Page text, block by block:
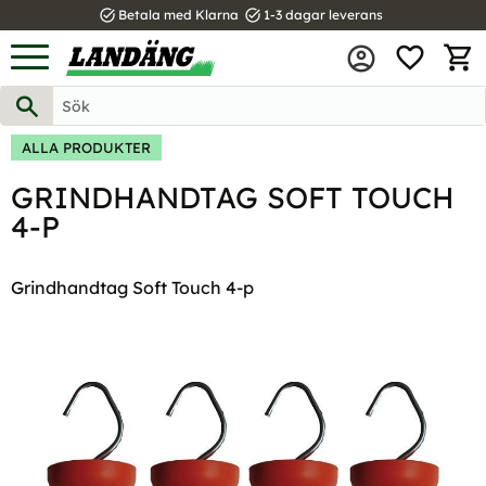
Meny
task_alt Betala med Klarna task_alt 1-3 dagar leverans
ALLA PRODUKTER
GRINDHANDTAG SOFT TOUCH
4-P
Grindhandtag Soft Touch 4-p